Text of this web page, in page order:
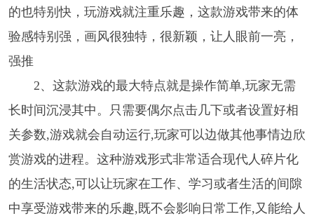
的也特别快，玩游戏就注重乐趣，这款游戏带来的体
验感特别强，画风很独特，很新颖，让人眼前一亮，
强推
2、这款游戏的最大特点就是操作简单,玩家无需
长时间沉浸其中。只需要偶尔点击几下或者设置好相
关参数,游戏就会自动运行,玩家可以边做其他事情边欣
赏游戏的进程。这种游戏形式非常适合现代人碎片化
的生活状态,可以让玩家在工作、学习或者生活的间隙
中享受游戏带来的乐趣,既不会影响日常工作,又能给人